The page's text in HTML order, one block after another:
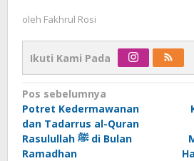
oleh Fakhrul Rosi
Ikuti Kami Pada
Navigasi
pos
Pos sebelumnya
Potret Kedermawanan
dan Tadarrus al-Quran
Rasulullah ﷺ di Bulan
Ramadhan